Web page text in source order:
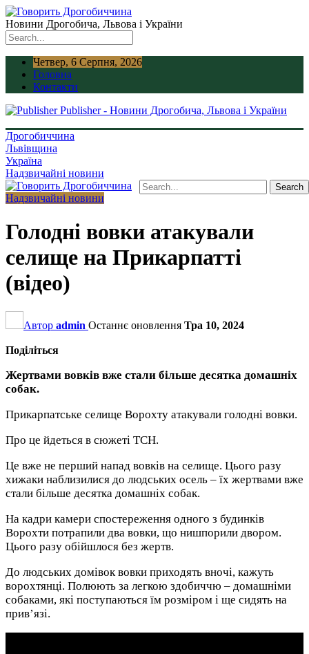
Новини Дрогобича, Львова і України
Четвер, 6 Серпня, 2026
Головна
Контакти
Publisher - Новини Дрогобича, Львова і України
Дрогобиччина
Львівщина
Україна
Надзвичайні новини
Надзвичайні новини
Голодні вовки атакували
селище на Прикарпатті
(відео)
Автор admin Останнє оновлення Тра 10, 2024
Поділіться
Жертвами вовків вже стали більше десятка домашніх
собак.
Прикарпатське селище Ворохту атакували голодні вовки.
Про це йдеться в сюжеті ТСН.
Це вже не перший напад вовків на селище. Цього разу
хижаки наблизилися до людських осель – їх жертвами вже
стали більше десятка домашніх собак.
На кадри камери спостереження одного з будинків
Ворохти потрапили два вовки, що нишпорили двором.
Цього разу обійшлося без жертв.
До людських домівок вовки приходять вночі, кажуть
ворохтянці. Полюють за легкою здобиччю – домашніми
собаками, які поступаються їм розміром і ще сидять на
прив’язі.